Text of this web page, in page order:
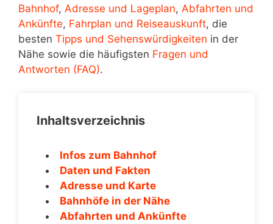
Bahnhof, Adresse und Lageplan, Abfahrten und
Ankünfte, Fahrplan und Reiseauskunft, die
besten Tipps und Sehenswürdigkeiten in der
Nähe sowie die häufigsten Fragen und
Antworten (FAQ).
Inhaltsverzeichnis
Infos zum Bahnhof
Daten und Fakten
Adresse und Karte
Bahnhöfe in der Nähe
Abfahrten und Ankünfte